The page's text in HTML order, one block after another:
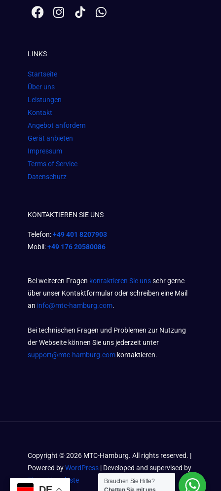
F
a
b
o
o
k
I
n
m
W
h
LINKS
Startseite
Über uns
Leistungen
Kontakt
Angebot anfordern
Gerät anbieten
Impressum
Terms of Service
Datenschutz
KONTAKTIEREN SIE UNS
Telefon:+49 401 8207903
Mobil:+49 176 20580086
Bei weiteren Fragen kontaktieren Sie unssehr gerne
über unser Kontaktformular oder schreiben eine Mail
an info@mtc-hamburg.com.
Bei technischen Fragen und Problemen zur Nutzung
der Webseite können Sie uns jederzeit unter
support@mtc-hamburg.com kontaktieren.
Copyright ©2026 MTC-Hamburg. All rights reserved. |
Powered byWordPress | Developed and supervised by
Timos Kramkiste
Brauchen Sie Hilfe?